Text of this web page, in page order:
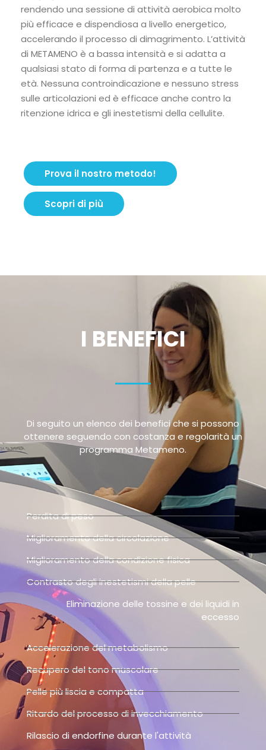
rendendo una sessione di attività aerobica molto
più efficace e dispendiosa a livello energetico,
accelerando il processo di dimagrimento. L’attività
di METAMENO è a bassa intensità e si adatta a
qualsiasi stato di forma di partenza e a tutte le
età. Nessuna controindicazione e nessuno stress
sulle articolazioni ed è efficace anche contro la
ritenzione idrica e gli inestetismi della cellulite.
Prova il nostro metodo!
Scopri di più
I BENEFICI
Di seguito un elenco dei benefici che si possono
ottenere seguendo con costanza e regolarità un
programma Metameno.
Perdita di peso
Miglioramento della circolazione
Miglioramento della condizione fisica
Contrasto degli inestetismi della pelle
Eliminazione delle tossine e dei liquidi in
eccesso
Accelerazione del metabolismo
Recupero del tono muscolare
Pelle più liscia e compatta
Ritardo del processo di invecchiamento
Rilascio di endorfine durante l'attività